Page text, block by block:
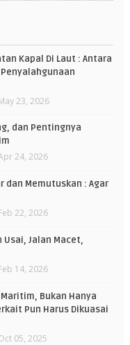
Kapal Di Laut : Antara
23, 2026
dan Pentingnya
24, 2026
dan Memutuskan : Agar
22, 2026
Usai, Jalan Macet,
14, 2026
Bukan Hanya
Pun Harus Dikuasai
05, 2025